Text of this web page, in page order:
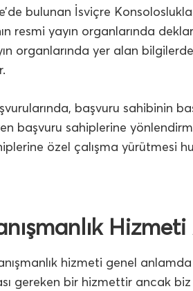
bulunan İsviçre
resmi yayın organlarında
organlarında yer alan
başvuru sahibinin
başvuru sahiplerine
özel çalışma yürütmesi
Hizmeti
hizmeti genel
gereken bir hizmettir ancak